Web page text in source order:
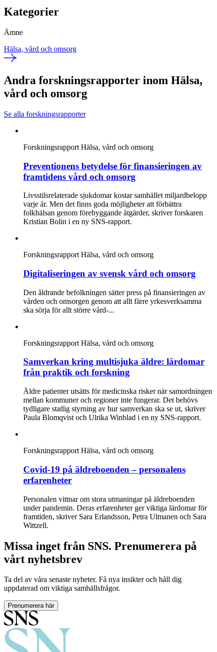
Kategorier
Ämne
Hälsa, vård och omsorg
Andra forskningsrapporter inom Hälsa,
vård och omsorg
Se alla forskningsrapporter
Forskningsrapport Hälsa, vård och omsorg
Preventionens betydelse för finansieringen av
framtidens vård och omsorg
Livsstilsrelaterade sjukdomar kostar samhället miljardbelopp
varje år. Men det finns goda möjligheter att förbättra
folkhälsan genom förebyggande åtgärder, skriver forskaren
Kristian Bolin i en ny SNS-rapport.
Forskningsrapport Hälsa, vård och omsorg
Digitaliseringen av svensk vård och omsorg
Den åldrande befolkningen sätter press på finansieringen av
vården och omsorgen genom att allt färre yrkesverksamma
ska sörja för allt större vård-...
Forskningsrapport Hälsa, vård och omsorg
Samverkan kring multisjuka äldre: lärdomar
från praktik och forskning
Äldre patienter utsätts för medicinska risker när samordningen
mellan kommuner och regioner inte fungerar. Det behövs
tydligare statlig styrning av hur samverkan ska se ut, skriver
Paula Blomqvist och Ulrika Winblad i en ny SNS-rapport.
Forskningsrapport Hälsa, vård och omsorg
Covid-19 på äldreboenden – personalens
erfarenheter
Personalen vittnar om stora utmaningar på äldreboenden
under pandemin. Deras erfarenheter ger viktiga lärdomar för
framtiden, skriver Sara Erlandsson, Petra Ulmanen och Sara
Wittzell.
Missa inget från SNS. Prenumerera på
vårt nyhetsbrev
Ta del av våra senaste nyheter. Få nya insikter och håll dig
uppdaterad om viktiga samhällsfrågor.
Prenumerera här